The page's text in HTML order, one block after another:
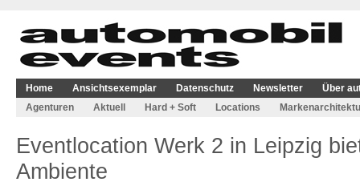
Home Ansichtsexemplar Datenschutz Newsletter
Über
Agenturen
Aktuell Hard + Soft Locations
Eventlocation Werk 2 in Leipzig
Ambiente